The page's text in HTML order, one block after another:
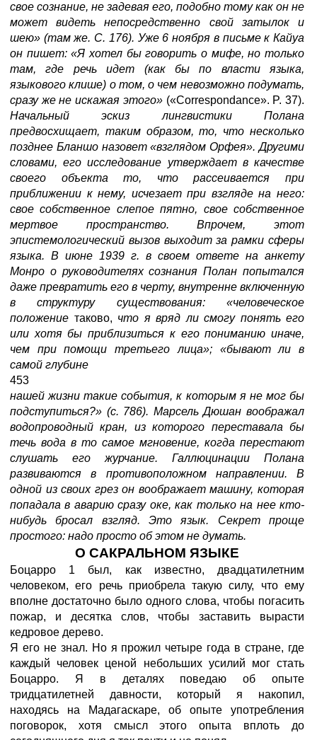
свое сознание, не задевая его, подобно тому как он не
может видеть непосредственно свой затылок и
шею» (там же. С. 176). Уже 6 ноября в письме к Кайуа
он пишет: «Я хотел бы говорить о мифе, но только
там, где речь идет (как бы по власти языка,
языкового клише) о том, о чем невозможно подумать,
сразу же не искажая этого» («Correspondance». P. 37).
Начальный эскиз лингвистики Полана
предвосхищает, таким образом, то, что несколько
позднее Бланшо назовет «взглядом Орфея». Другими
словами, его исследование утверждает в качестве
своего объекта то, что рассеивается при
приближении к нему, исчезает при взгляде на него:
свое собственное слепое пятно, свое собственное
мертвое пространство. Впрочем, этот
эпистемологический вызов выходит за рамки сферы
языка. В июне 1939 г. в своем ответе на анкету
Монро о руководителях сознания Полан попытался
даже превратить его в черту, внутренне включенную
в структуру существования: «человеческое
положение таково, что я вряд ли смогу понять его
или хотя бы приблизиться к его пониманию иначе,
чем при помощи третьего лица»; «бывают ли в
самой глубине
453
нашей жизни такие события, к которым я не мог бы
подступиться?» (с. 786). Марсель Дюшан воображал
водопроводный кран, из которого переставала бы
течь вода в то самое мгновение, когда перестают
слушать его журчание. Галлюцинации Полана
развиваются в противоположном направлении. В
одной из своих грез он воображает машину, которая
попадала в аварию сразу оке, как только на нее кто-
нибудь бросал взгляд. Это язык. Секрет проще
простого: надо просто об этом не думать.
О САКРАЛЬНОМ ЯЗЫКЕ
Боцарро 1 был, как известно, двадцатилетним
человеком, его речь приобрела такую силу, что ему
вполне достаточно было одного слова, чтобы погасить
пожар, и десятка слов, чтобы заставить вырасти
кедровое дерево.
Я его не знал. Но я прожил четыре года в стране, где
каждый человек ценой небольших усилий мог стать
Боцарро. Я в деталях поведаю об опыте
тридцатилетней давности, который я накопил,
находясь на Мадагаскаре, об опыте употребления
поговорок, хотя смысл этого опыта вплоть до